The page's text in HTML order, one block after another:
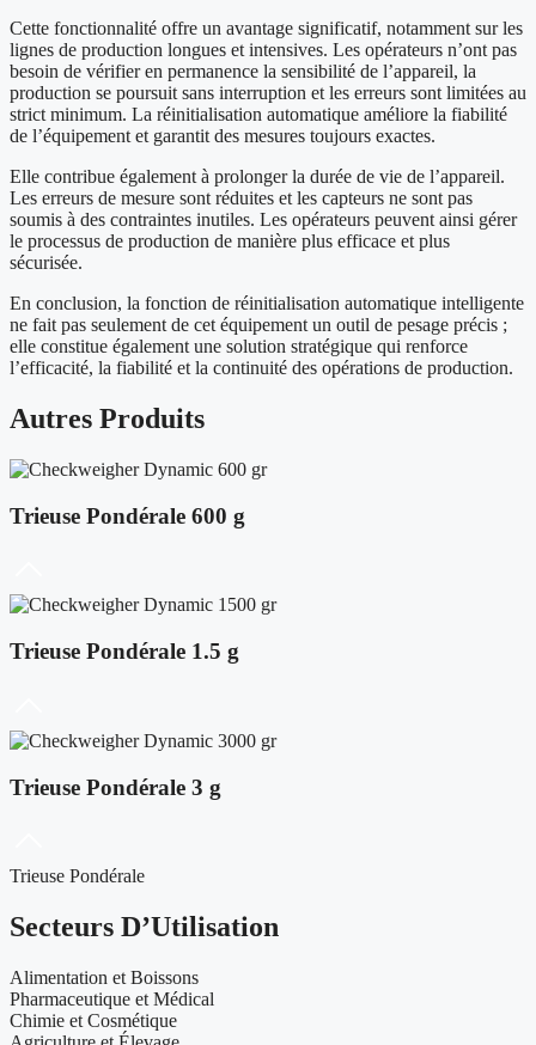
Cette fonctionnalité offre un avantage significatif, notamment sur les
lignes de production longues et intensives. Les opérateurs n’ont pas
besoin de vérifier en permanence la sensibilité de l’appareil, la
production se poursuit sans interruption et les erreurs sont limitées au
strict minimum. La réinitialisation automatique améliore la fiabilité
de l’équipement et garantit des mesures toujours exactes.
Elle contribue également à prolonger la durée de vie de l’appareil.
Les erreurs de mesure sont réduites et les capteurs ne sont pas
soumis à des contraintes inutiles. Les opérateurs peuvent ainsi gérer
le processus de production de manière plus efficace et plus
sécurisée.
En conclusion, la fonction de réinitialisation automatique intelligente
ne fait pas seulement de cet équipement un outil de pesage précis ;
elle constitue également une solution stratégique qui renforce
l’efficacité, la fiabilité et la continuité des opérations de production.
Autres Produits
Trieuse Pondérale 600 g
Trieuse Pondérale 1.5 g
Trieuse Pondérale 3 g
Trieuse Pondérale
Secteurs D’Utilisation
Alimentation et Boissons
Pharmaceutique et Médical
Chimie et Cosmétique